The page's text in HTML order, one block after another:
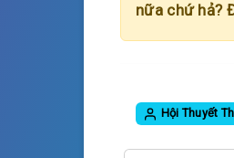
nữa chứ hả?
Hội Thuyết